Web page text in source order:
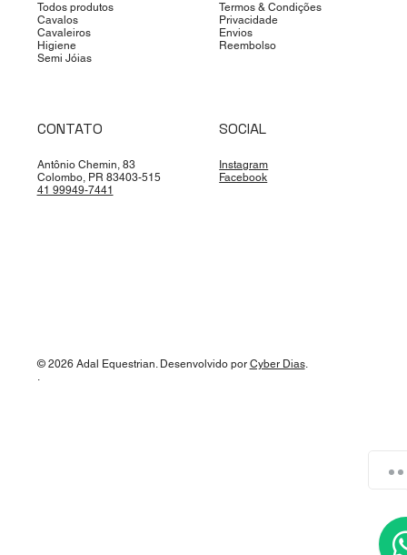
Todos produtos
Cavalos
Cavaleiros
Higiene
Semi Jóias
Termos & Condições
Privacidade
Envios
Reembolso
CONTATO
Antônio Chemin, 83
Colombo, PR 83403-515
41 99949-7441
SOCIAL
Instagram
Facebook
© 2026 Adal Equestrian. Desenvolvido por Cyber Dias.
.